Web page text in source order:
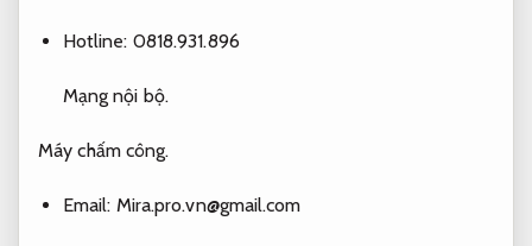
Hotline: 0818.931.896
Mạng nội bộ.
Máy chấm công.
Email: Mira.pro.vn@gmail.com